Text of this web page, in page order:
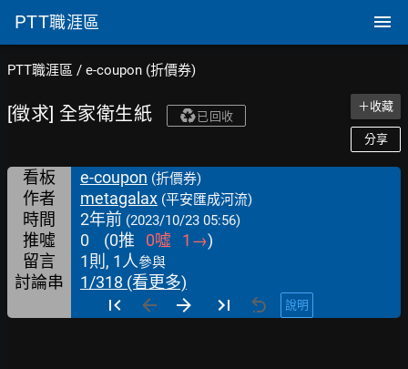
PTT職涯區
PTT職涯區 / e-coupon (折價券)
[徵求] 全家衛生紙 已回收
＋收藏
分享
看板 e-coupon (折價券)
作者 metagalax (平安匯成河流)
時間 2年前 (2023/10/23 05:56)
推噓 0 (0推 0噓 1 →)
留言
1則, 1人參與
討論串 1/318 (看更多)
說明